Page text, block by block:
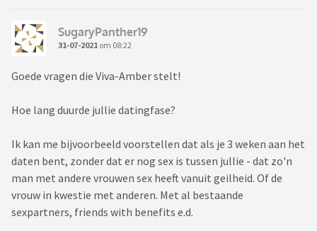
SugaryPanther19
31-07-2021 om 08:22
Goede vragen die Viva-Amber stelt!
Hoe lang duurde jullie datingfase?
Ik kan me bijvoorbeeld voorstellen dat als je 3 weken aan het
daten bent, zonder dat er nog sex is tussen jullie - dat zo'n
man met andere vrouwen sex heeft vanuit geilheid. Of de
vrouw in kwestie met anderen. Met al bestaande
sexpartners, friends with benefits e.d.